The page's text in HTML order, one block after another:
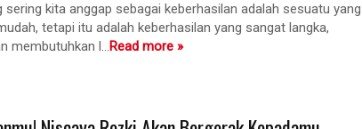
sering kita anggap sebagai keberhasilan adalah sesuatu yang
tetapi itu adalah keberhasilan yang sangat langka,
membutuhkan l...Read more »